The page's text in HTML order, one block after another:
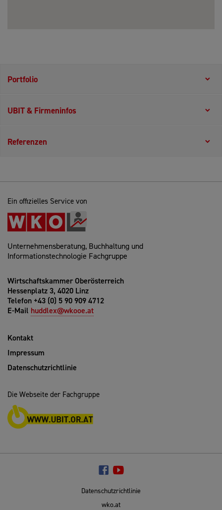
Portfolio
UBIT & Firmeninfos
Referenzen
Ein offizielles Service von
Unternehmensberatung, Buchhaltung und
Informationstechnologie Fachgruppe
Wirtschaftskammer Oberösterreich
Hessenplatz 3, 4020 Linz
Telefon +43 (0) 5 90 909 4712
E-Mail huddlex@wkooe.at
Kontakt
Impressum
Datenschutzrichtlinie
Die Webseite der Fachgruppe
Datenschutzrichtlinie
wko.at